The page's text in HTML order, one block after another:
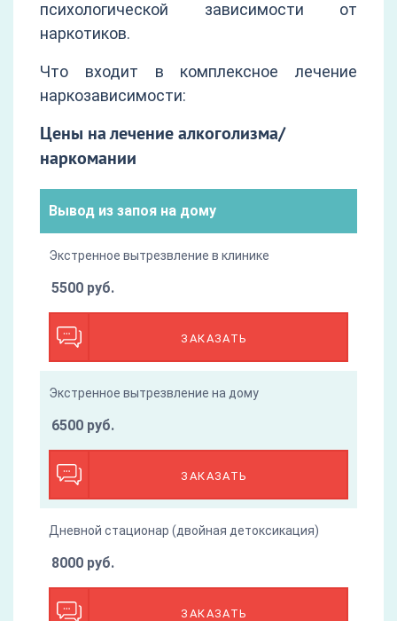
психологической зависимости от
наркотиков.
Что входит в комплексное лечение
наркозависимости:
Цены на лечение алкоголизма/
наркомании
Вывод из запоя на дому
Экстренное вытрезвление в клинике
ЗАКАЗАТЬ
5500 руб.
Экстренное вытрезвление на дому
ЗАКАЗАТЬ
6500 руб.
Дневной стационар (двойная детоксикация)
ЗАКАЗАТЬ
8000 руб.